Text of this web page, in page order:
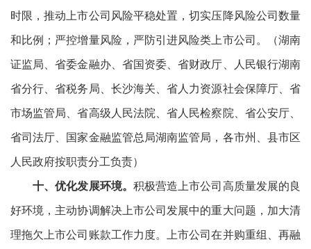
时限，推动上市公司风险平稳处置，切实压降风险公司数量
和比例；严控增量风险，严防引进风险类上市公司。（湖南
证监局、省委金融办、省国资委、省财政厅、人民银行湖南
省分行、省税务局、长沙海关、省人力资源社会保障厅、省
市场监管局、省高级人民法院、省人民检察院、省公安厅、
省司法厅、国家金融监管总局湖南监管局，各市州、县市区
人民政府按职责分工负责）
十、优化发展环境。 积极营造上市公司高质量发展的良
好环境，主动协调解决上市公司发展中的重大问题，加大清
理拖欠上市公司账款工作力度。上市公司在并购重组、再融